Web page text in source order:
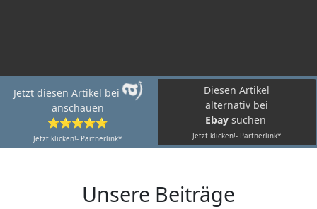
Jetzt diesen Artikel bei
anschauen
⭐⭐⭐⭐⭐
Jetzt klicken!- Partnerlink*
Diesen Artikel
alternativ bei
Ebay suchen
Jetzt klicken!- Partnerlink*
Unsere Beiträge